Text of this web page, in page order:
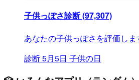
子供っぽさ診断(97,307)
あなたの子供っぽさを評価しま
診断5月5日 子供の日